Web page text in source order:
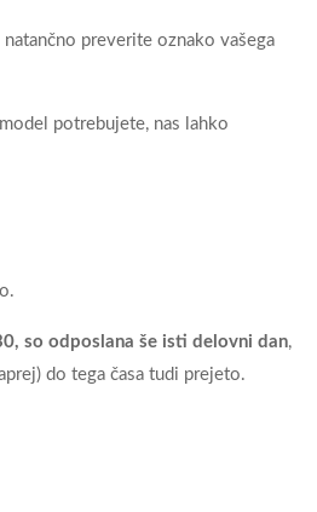
preverite oznako vašega
potrebujete, nas lahko
so odposlana še isti delovni dan,
do tega časa tudi prejeto.